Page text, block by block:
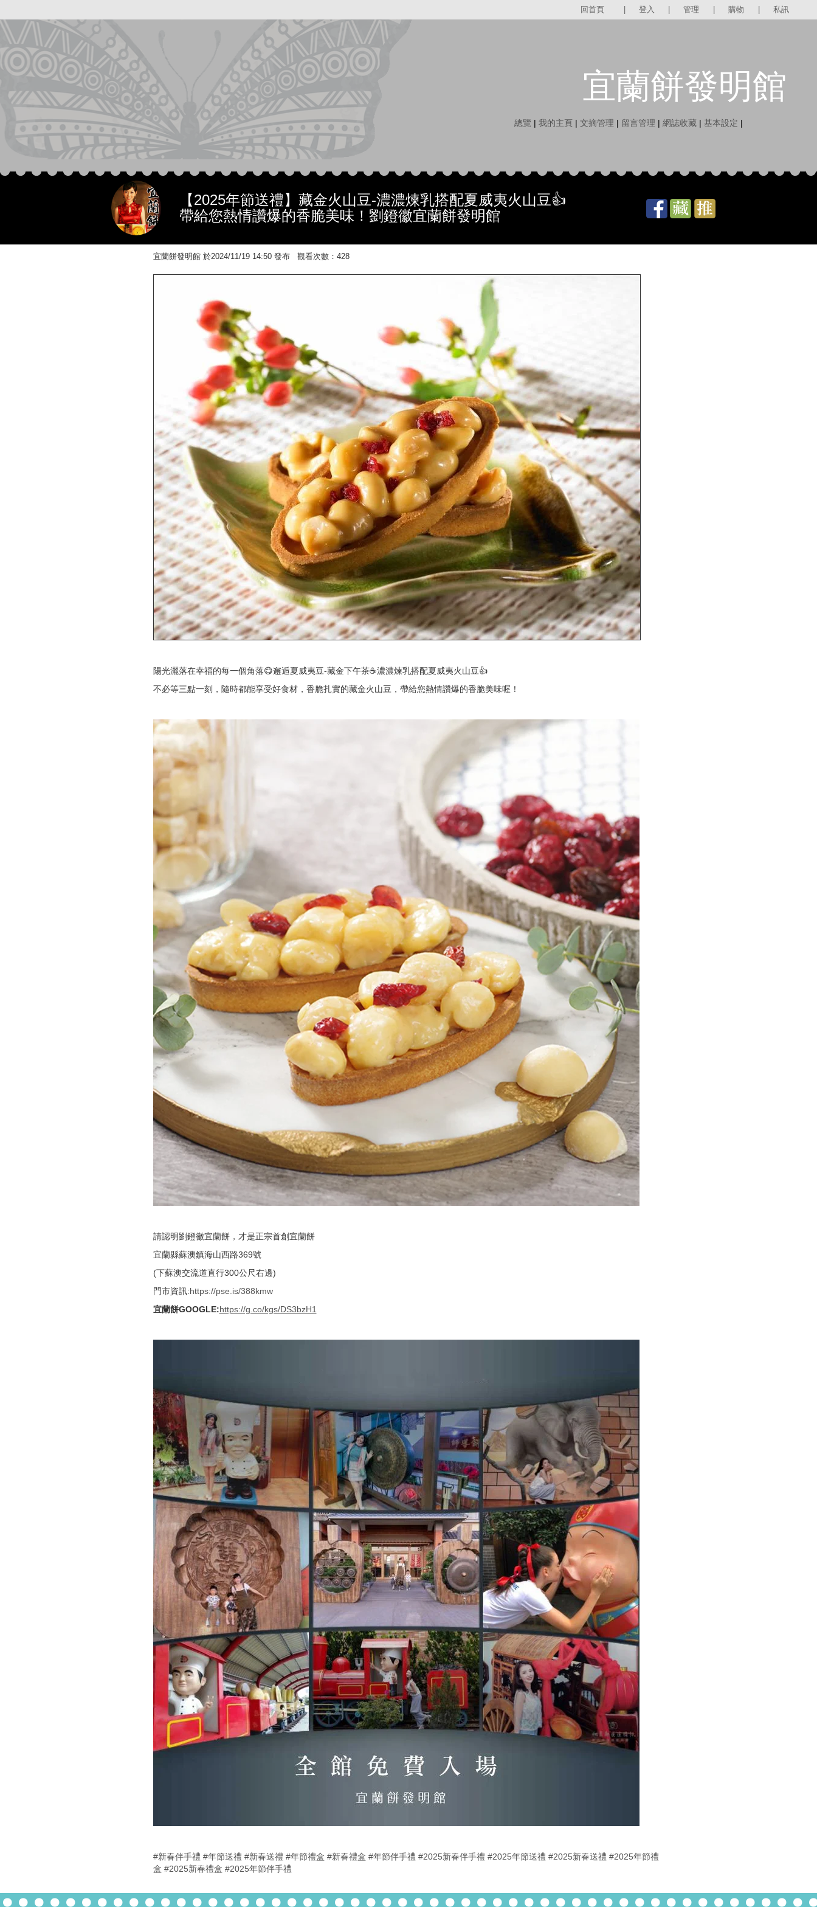
回首頁 登入 管理 購物 私訊
宜蘭餅發明館
總覽 | 我的主頁 | 文摘管理 | 留言管理 | 網誌收藏 | 基本設定 |
【2025年節送禮】藏金火山豆-濃濃煉乳搭配夏威夷火山豆👍
帶給您熱情讚爆的香脆美味！劉鐙徽宜蘭餅發明館
宜蘭餅發明館 於2024/11/19 14:50 發布 觀看次數：428
陽光灑落在幸福的每一個角落😋邂逅夏威夷豆-藏金下午茶☕️濃濃煉乳搭配夏威夷火山豆👍
不必等三點一刻，隨時都能享受好食材，香脆扎實的藏金火山豆，帶給您熱情讚爆的香脆美味喔！
請認明劉鐙徽宜蘭餅，才是正宗首創宜蘭餅
宜蘭縣蘇澳鎮海山西路369號
(下蘇澳交流道直行300公尺右邊)
門市資訊:https://pse.is/388kmw
宜蘭餅GOOGLE:https://g.co/kgs/DS3bzH1
#新春伴手禮 #年節送禮 #新春送禮 #年節禮盒 #新春禮盒 #年節伴手禮 #2025新春伴手禮 #2025年節送禮 #2025新春送禮 #2025年節禮
盒 #2025新春禮盒 #2025年節伴手禮